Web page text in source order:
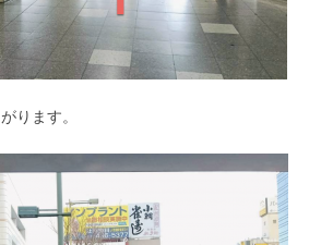
ります。